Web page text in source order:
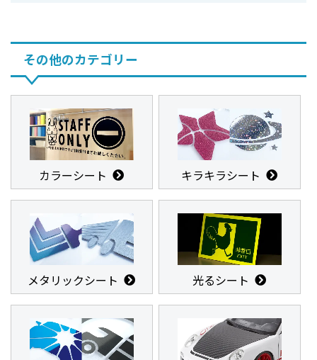
その他のカテゴリー
カラーシート キラキラシート
メタリックシート 光るシート